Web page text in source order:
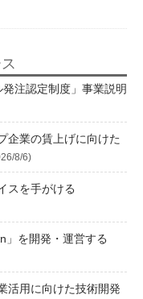
注認定制度」事業説明
企業の賃上げに向けた
8/6)
スを手がける
」を開発・運営する
活用に向けた技術開発